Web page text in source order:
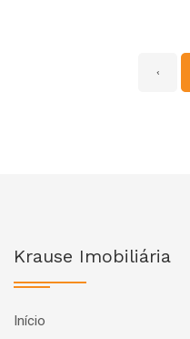
‹
Krause Imobiliária
Início